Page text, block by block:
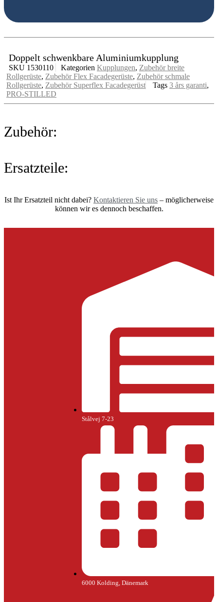
Doppelt schwenkbare Aluminiumkupplung
SKU 1530110 Kategorien Kupplungen, Zubehör breite
Rollgerüste, Zubehör Flex Facadegerüste, Zubehör schmale
Rollgerüste, Zubehör Superflex Facadegerüst Tags 3 års garanti,
PRO-STILLED
Zubehör:
Ersatzteile:
Ist Ihr Ersatzteil nicht dabei? Kontaktieren Sie uns – möglicherweise
können wir es dennoch beschaffen.
Stålvej 7-23
6000 Kolding, Dänemark